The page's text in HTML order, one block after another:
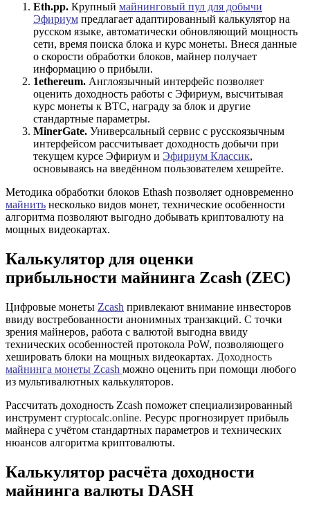
Eth.pp. Крупный майнинговый пул для добычи
Эфириум предлагает адаптированный калькулятор на
русском языке, автоматически обновляющий мощность
сети, время поиска блока и курс монеты. Внеся данные
о скорости обработки блоков, майнер получает
информацию о прибыли.
1ethereum. Англоязычный интерфейс позволяет
оценить доходность работы с Эфириум, высчитывая
курс монеты к BTC, награду за блок и другие
стандартные параметры.
MinerGate. Универсальный сервис с русскоязычным
интерфейсом рассчитывает доходность добычи при
текущем курсе Эфириум и Эфириум Классик,
основываясь на введённом пользователем хешрейте.
Методика обработки блоков Ethash позволяет одновременно
майнить несколько видов монет, технические особенности
алгоритма позволяют выгодно добывать криптовалюту на
мощных видеокартах.
Калькулятор для оценки
прибыльности майнинга Zcash (ZEC)
Цифровые монеты Zcash привлекают внимание инвесторов
ввиду востребованности анонимных транзакций. С точки
зрения майнеров, работа с валютой выгодна ввиду
технических особенностей протокола PoW, позволяющего
хешировать блоки на мощных видеокартах. Доходность
майнинга монеты Zcash можно оценить при помощи любого
из мультивалютных калькуляторов.
Рассчитать доходность Zcash поможет специализированный
инструмент cryptocalc.online. Ресурс прогнозирует прибыль
майнера с учётом стандартных параметров и технических
нюансов алгоритма криптовалюты.
Калькулятор расчёта доходности
майнинга валюты DASH